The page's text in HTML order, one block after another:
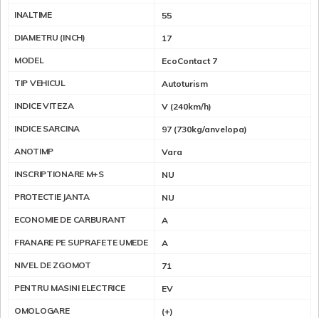
INALTIME 55
DIAMETRU (INCH) 17
MODEL EcoContact 7
TIP VEHICUL Autoturism
INDICE VITEZA V (240km/h)
INDICE SARCINA 97 (730kg/anvelopa)
ANOTIMP Vara
INSCRIPTIONARE M+S NU
PROTECTIE JANTA NU
ECONOMIE DE CARBURANT A
FRANARE PE SUPRAFETE UMEDE A
NIVEL DE ZGOMOT 71
PENTRU MASINI ELECTRICE EV
OMOLOGARE (+)